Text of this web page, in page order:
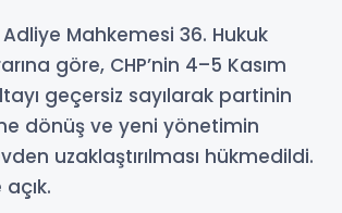
Mahkemesi 36. Hukuk
göre, CHP’nin 4–5 Kasım
geçersiz sayılarak partinin
dönüş ve yeni yönetimin
uzaklaştırılması hükmedildi.